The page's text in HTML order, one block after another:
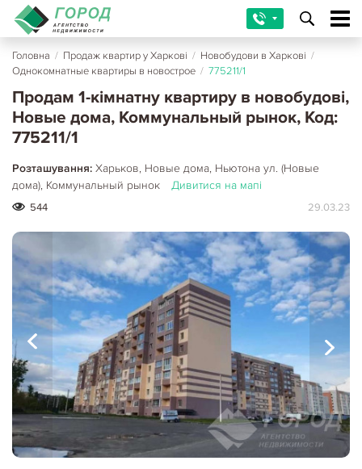
Головна / Продаж квартир у Харкові / Новобудови в Харкові /
Однокомнатные квартиры в новострое / 775211/1
Продам 1-кімнатну квартиру в новобудові,
Новые дома, Коммунальный рынок, Код:
775211/1
Розташування: Харьков, Новые дома, Ньютона ул. (Новые
дома), Коммунальный рынок
Дивитися на мапі
544 29.03.23